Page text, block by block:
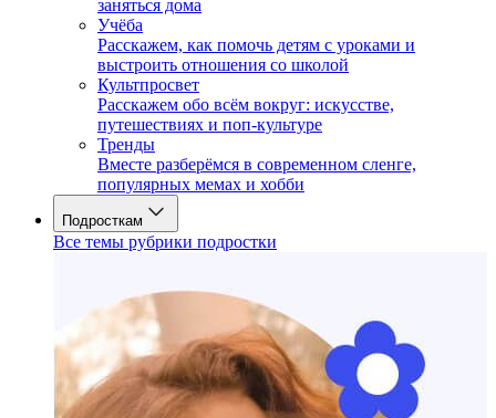
заняться дома
Учёба
Расскажем, как помочь детям с уроками и
выстроить отношения со школой
Культпросвет
Расскажем обо всём вокруг: искусстве,
путешествиях и поп-культуре
Тренды
Вместе разберёмся в современном сленге,
популярных мемах и хобби
Подросткам
Все темы рубрики подростки